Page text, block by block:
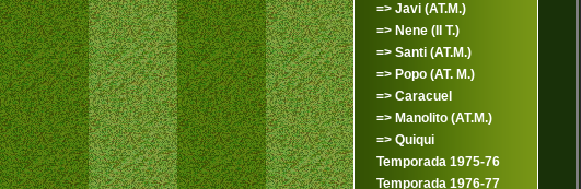
=> Javi (AT.M.)
=> Nene (II T.)
=> Santi (AT.M.)
=> Popo (AT. M.)
=> Caracuel
=> Manolito (AT.M.)
=> Quiqui
Temporada 1975-76
Temporada 1976-77